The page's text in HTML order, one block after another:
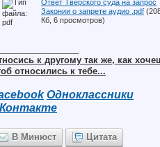
Ответ Тверского суда на запрос
Законии о запрете аудио .pdf
Кб, 6 просмотров)
к другому так же, как
относились к тебе...
Одноклассники
В Минюст
Цитата